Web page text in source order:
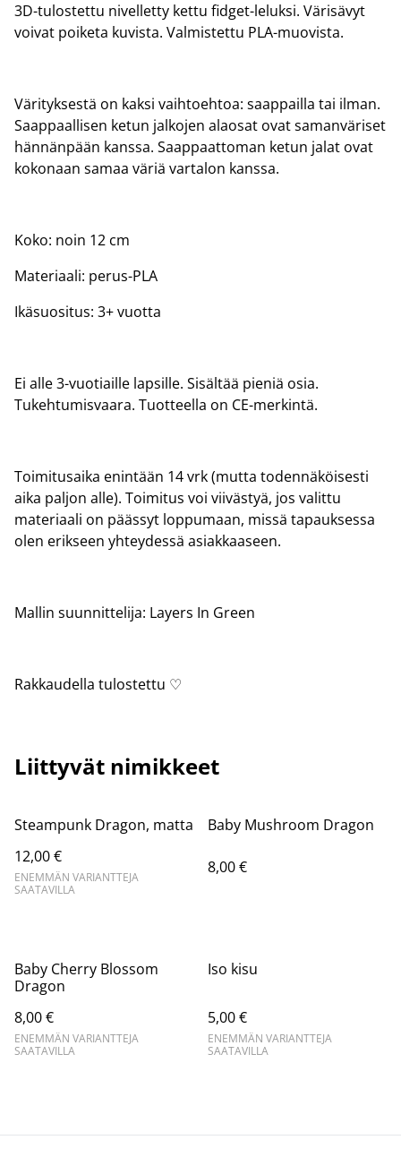
3D-tulostettu nivelletty kettu fidget-leluksi. Värisävyt
voivat poiketa kuvista. Valmistettu PLA-muovista.
Värityksestä on kaksi vaihtoehtoa: saappailla tai ilman.
Saappaallisen ketun jalkojen alaosat ovat samanväriset
hännänpään kanssa. Saappaattoman ketun jalat ovat
kokonaan samaa väriä vartalon kanssa.
Koko: noin 12 cm
Materiaali: perus-PLA
Ikäsuositus: 3+ vuotta
Ei alle 3-vuotiaille lapsille. Sisältää pieniä osia.
Tukehtumisvaara. Tuotteella on CE-merkintä.
Toimitusaika enintään 14 vrk (mutta todennäköisesti
aika paljon alle). Toimitus voi viivästyä, jos valittu
materiaali on päässyt loppumaan, missä tapauksessa
olen erikseen yhteydessä asiakkaaseen.
Mallin suunnittelija: Layers In Green
Rakkaudella tulostettu ♡
Liittyvät nimikkeet
Steampunk Dragon, matta
12,00 €
ENEMMÄN VARIANTTEJA
SAATAVILLA
Baby Mushroom Dragon
8,00 €
Baby Cherry Blossom
Dragon
8,00 €
ENEMMÄN VARIANTTEJA
SAATAVILLA
Iso kisu
5,00 €
ENEMMÄN VARIANTTEJA
SAATAVILLA